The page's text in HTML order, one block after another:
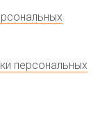
персональных